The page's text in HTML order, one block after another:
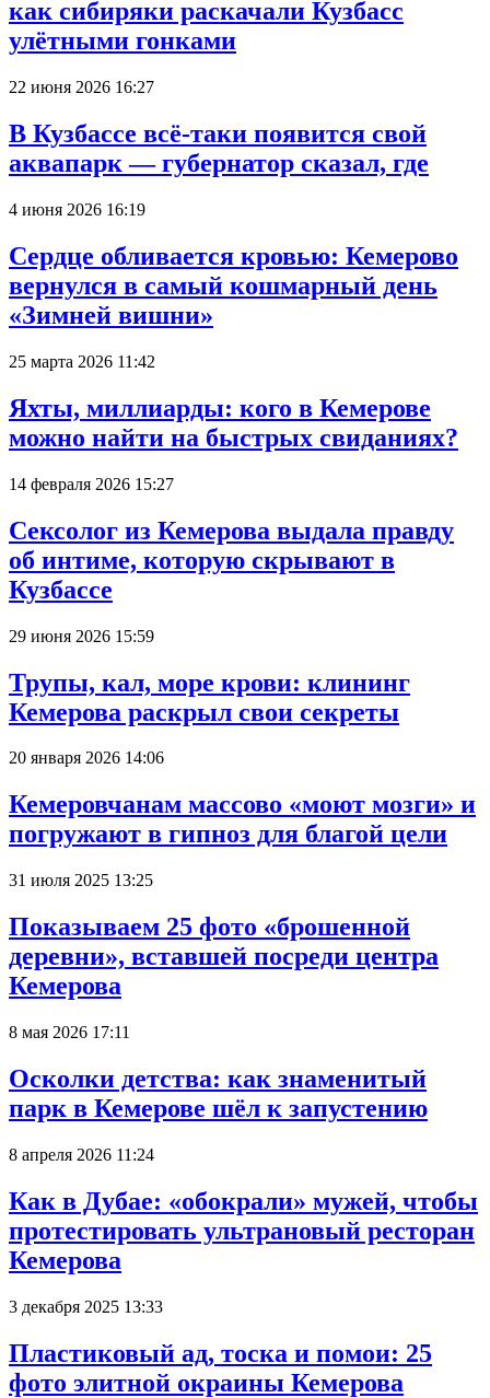
как сибиряки раскачали Кузбасс
улётными гонками
22 июня 2026 16:27
В Кузбассе всё-таки появится свой
аквапарк — губернатор сказал, где
4 июня 2026 16:19
Сердце обливается кровью: Кемерово
вернулся в самый кошмарный день
«Зимней вишни»
25 марта 2026 11:42
Яхты, миллиарды: кого в Кемерове
можно найти на быстрых свиданиях?
14 февраля 2026 15:27
Сексолог из Кемерова выдала правду
об интиме, которую скрывают в
Кузбассе
29 июня 2026 15:59
Трупы, кал, море крови: клининг
Кемерова раскрыл свои секреты
20 января 2026 14:06
Кемеровчанам массово «моют мозги» и
погружают в гипноз для благой цели
31 июля 2025 13:25
Показываем 25 фото «брошенной
деревни», вставшей посреди центра
Кемерова
8 мая 2026 17:11
Осколки детства: как знаменитый
парк в Кемерове шёл к запустению
8 апреля 2026 11:24
Как в Дубае: «обокрали» мужей, чтобы
протестировать ультрановый ресторан
Кемерова
3 декабря 2025 13:33
Пластиковый ад, тоска и помои: 25
фото элитной окраины Кемерова